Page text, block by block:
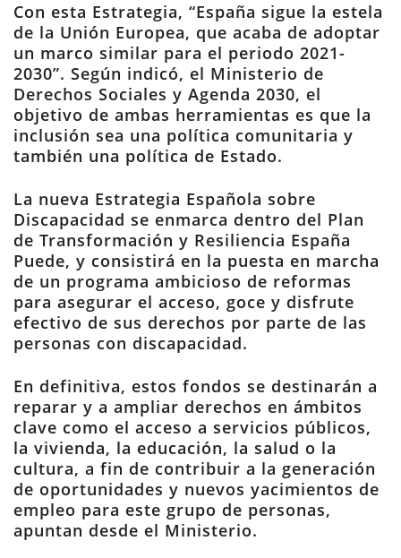
Con esta Estrategia, “España sigue la estela
de la Unión Europea, que acaba de adoptar
un marco similar para el periodo 2021-
2030”. Según indicó, el Ministerio de
Derechos Sociales y Agenda 2030, el
objetivo de ambas herramientas es que la
inclusión sea una política comunitaria y
también una política de Estado.
La nueva Estrategia Española sobre
Discapacidad se enmarca dentro del Plan
de Transformación y Resiliencia España
Puede, y consistirá en la puesta en marcha
de un programa ambicioso de reformas
para asegurar el acceso, goce y disfrute
efectivo de sus derechos por parte de las
personas con discapacidad.
En definitiva, estos fondos se destinarán a
reparar y a ampliar derechos en ámbitos
clave como el acceso a servicios públicos,
la vivienda, la educación, la salud o la
cultura, a fin de contribuir a la generación
de oportunidades y nuevos yacimientos de
empleo para este grupo de personas,
apuntan desde el Ministerio.